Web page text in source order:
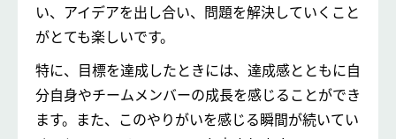
い、アイデアを出し合い、問題を解決していくこと
がとても楽しいです。
特に、目標を達成したときには、達成感とともに自
分自身やチームメンバーの成長を感じることができ
ます。また、このやりがいを感じる瞬間が続いてい